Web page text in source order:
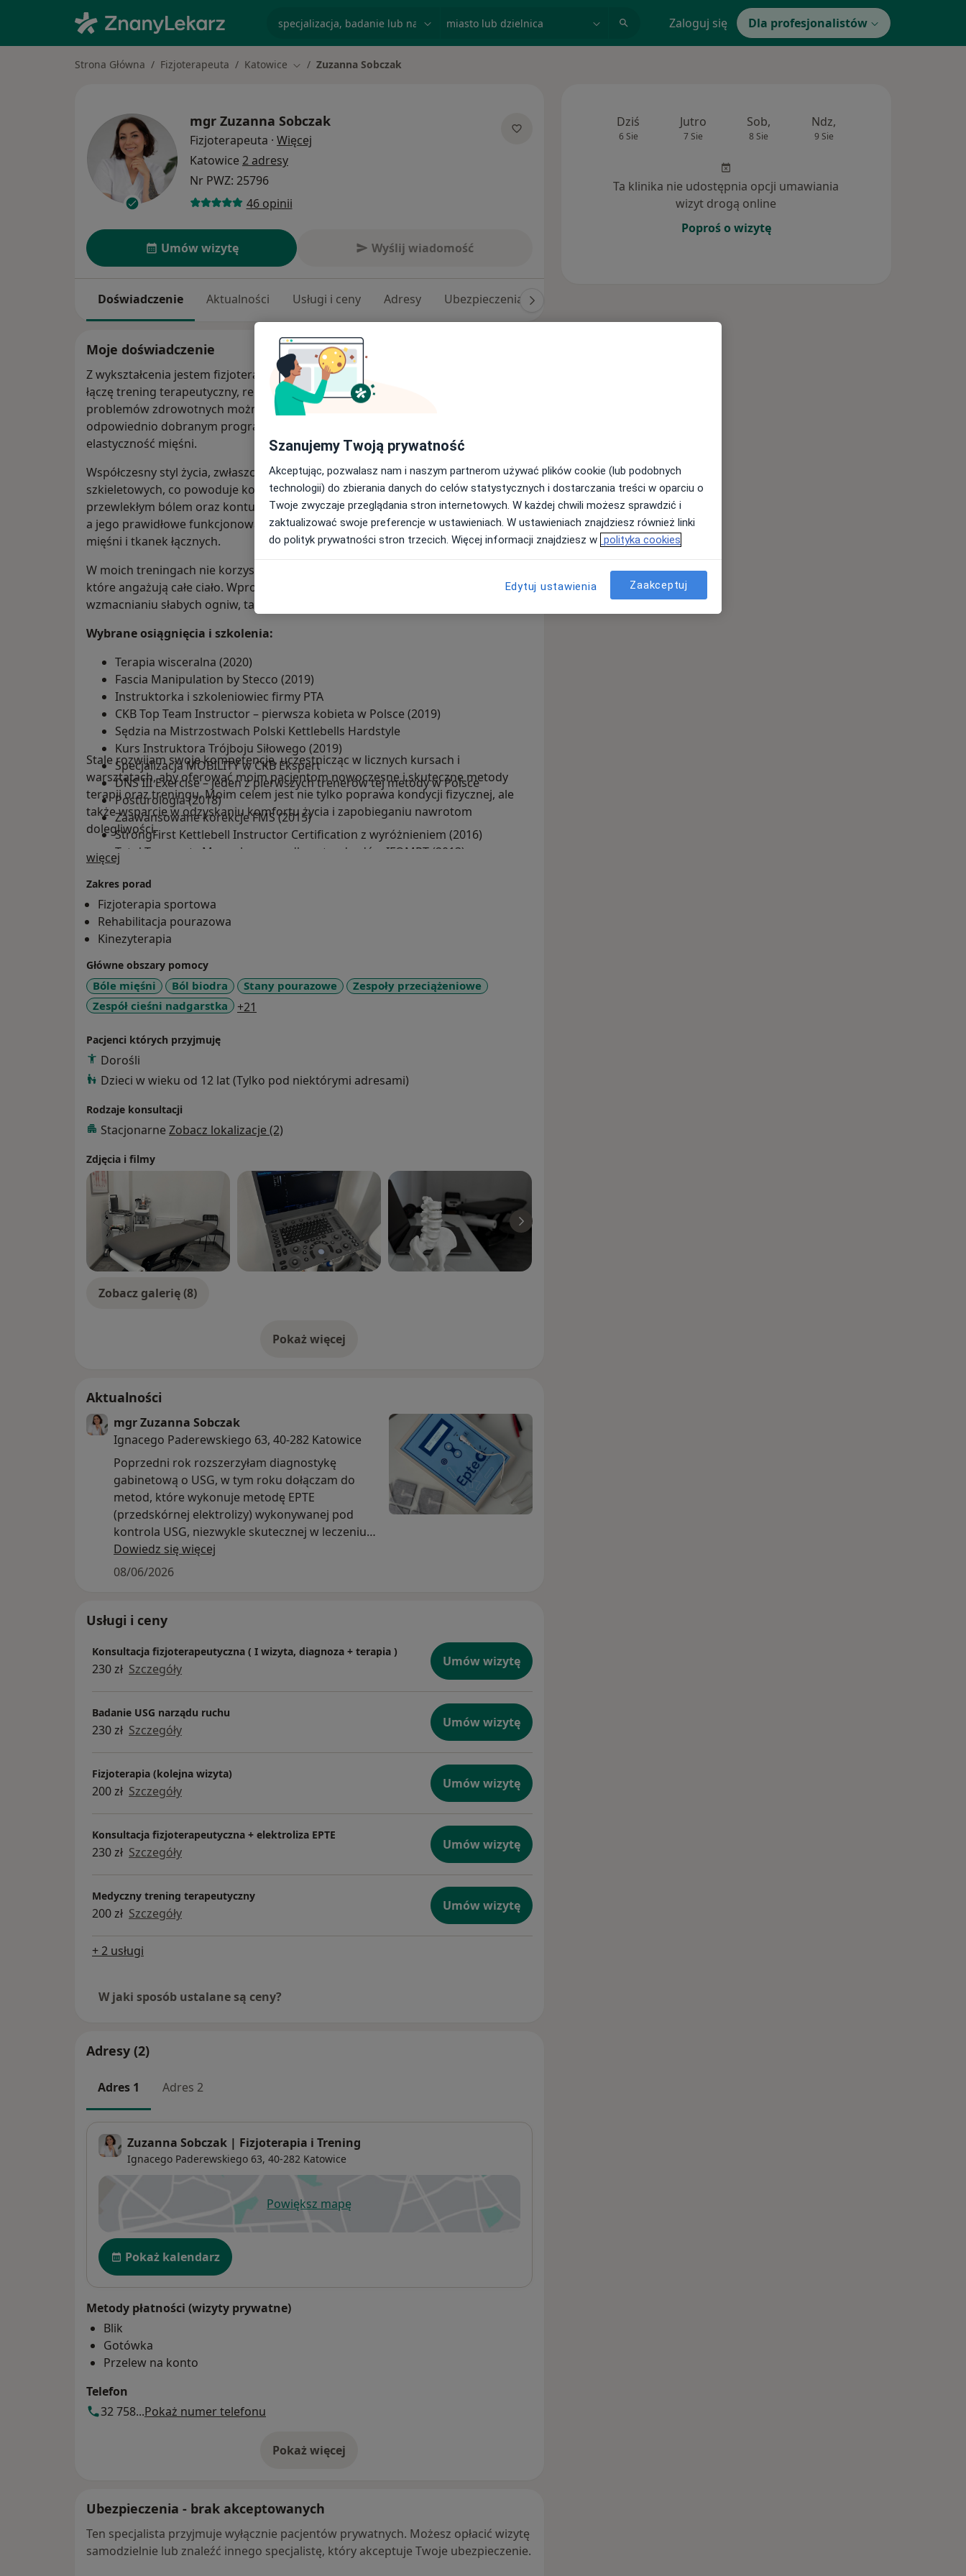
Zaloguj się Dla profesjonalistów
Strona Główna Fizjoterapeuta Katowice Zmień miasto
Zuzanna Sobczak
mgr Zuzanna Sobczak
Fizjoterapeuta · Więcej
Katowice 2 adresy
Nr PWZ: 25796
46 opinii
Umów wizytę Wyślij wiadomość
Doświadczenie Aktualności Usługi i ceny Adresy Ubezpieczenia
Moje doświadczenie
Z wykształcenia jestem fizjoterapeutą i terapeutą manualnym. W swojej pracy
łączę trening terapeutyczny, rehabilitację oraz trening siłowy, wierząc, że wiele
problemów zdrowotnych można rozwiązać poprzez wzmocnienie ciała
odpowiednio dobranym programem, który rozwija siłę, a jednocześnie zachowuje
elastyczność mięśni.
Współczesny styl życia, zwłaszcza długie siedzenie, prowadzi do osłabienia mięśni
szkieletowych, co powoduje kompensacje skutkujące problemami z postawą,
przewlekłym bólem oraz kontuzjami. Uważam, że ruch jest kluczowy dla zdrowia,
a jego prawidłowe funkcjonowanie wymaga równowagi między siłą a mobilnością
mięśni i tkanek łącznych.
W moich treningach nie korzystam z maszyn, stawiam na ćwiczenia funkcjonalne,
które angażują całe ciało. Wprowadzam także elementy korekcji, skupiając się na
wzmacnianiu słabych ogniw, takich jak zaburzenia mobilności czy stabilności.
Wybrane osiągnięcia i szkolenia:
Terapia wisceralna (2020)
Fascia Manipulation by Stecco (2019)
Instruktorka i szkoleniowiec firmy PTA
CKB Top Team Instructor – pierwsza kobieta w Polsce (2019)
Sędzia na Mistrzostwach Polski Kettlebells Hardstyle
Kurs Instruktora Trójboju Siłowego (2019)
Specjalizacja MOBILITY w CKB Ekspert
DNS III Exercise – jeden z pierwszych trenerów tej metody w Polsce
Posturologia (2018)
Zaawansowane korekcje FMS (2015)
StrongFirst Kettlebell Instructor Certification z wyróżnieniem (2016)
Tytuł Terapeuty Manualnego według standardów IFOMPT (2013)
Studia magisterskie na kierunku Fizjoterapia na Akademii Wychowania
Fizycznego w Krakowie (2012)
Wieloletnie doświadczenie jako szkoleniowiec treningu prozdrowotnego
oraz współpraca z magazynem branżowym BodyChallenge
Stale rozwijam swoje kompetencje, uczestnicząc w licznych kursach i
warsztatach, aby oferować moim pacjentom nowoczesne i skuteczne metody
terapii oraz treningu. Moim celem jest nie tylko poprawa kondycji fizycznej, ale
także wsparcie w odzyskaniu komfortu życia i zapobieganiu nawrotom
dolegliwości.
więcej
Zakres porad
Fizjoterapia sportowa
Rehabilitacja pourazowa
Kinezyterapia
Główne obszary pomocy
Bóle mięśni Ból biodra Stany pourazowe
Zespoły przeciążeniowe
Zespół cieśni nadgarstka
+21
Pacjenci których przyjmuję
Dorośli
Dzieci w wieku od 12 lat (Tylko pod niektórymi adresami)
Rodzaje konsultacji
Stacjonarne Zobacz lokalizacje (2)
Zdjęcia i filmy
Zobacz galerię (8)
Pokaż więcejo doświadczeniu
Aktualności
mgr Zuzanna Sobczak
Ignacego Paderewskiego 63, 40-282 Katowice
Poprzedni rok rozszerzyłam diagnostykę
gabinetową o USG, w tym roku dołączam do
metod, które wykonuje metodę EPTE
(przedskórnej elektrolizy) wykonywanej pod
kontrola USG, niezwykle skutecznej w leczeniu
przewlekłych stanów zapalnych ścięgien
(entezopatii). Już wkrótce metoda dostępna w
Dowiedz się więcej
08/06/2026
Usługi i ceny
Konsultacja fizjoterapeutyczna ( I wizyta, diagnoza + terapia )
230 zł Szczegóły Umów wizytę
Badanie USG narządu ruchu
230 zł Szczegóły Umów wizytę
Fizjoterapia (kolejna wizyta)
200 zł Szczegóły Umów wizytę
Konsultacja fizjoterapeutyczna + elektroliza EPTE
230 zł Szczegóły Umów wizytę
Medyczny trening terapeutyczny
200 zł Szczegóły Umów wizytę
+ 2 usługi
W jaki sposób ustalane są ceny?
Adresy (2)
Adres 1 Adres 2
Zuzanna Sobczak | Fizjoterapia i Trening
Ignacego Paderewskiego 63, 40-282 Katowice
Powiększ mapęotwiera się w nowej karcie
Dostępność
Pokaż kalendarz
Metody płatności (wizyty prywatne)
Blik
Gotówka
Przelew na konto
Telefon
32 758...Pokaż numer telefonu
Pokaż więcej
o adresie
Ubezpieczenia - brak akceptowanych
Ten specjalista przyjmuje wyłącznie pacjentów prywatnych. Możesz opłacić wizytę
samodzielnie lub znaleźć innego specjalistę, który akceptuje Twoje ubezpieczenie.
Dziś
6 Sie
Jutro
7 Sie
Sob,
8 Sie
Ndz,
9 Sie
Ta klinika nie udostępnia opcji umawiania
wizyt drogą online
Poproś o wizytę
Szanujemy Twoją prywatność
Akceptując, pozwalasz nam i naszym partnerom używać plików cookie (lub podobnych
technologii) do zbierania danych do celów statystycznych i dostarczania treści w oparciu o
Twoje zwyczaje przeglądania stron internetowych. W każdej chwili możesz sprawdzić i
zaktualizować swoje preferencje w ustawieniach. W ustawieniach znajdziesz również linki
do polityk prywatności stron trzecich. Więcej informacji znajdziesz w polityka cookies
Edytuj ustawienia Zaakceptuj